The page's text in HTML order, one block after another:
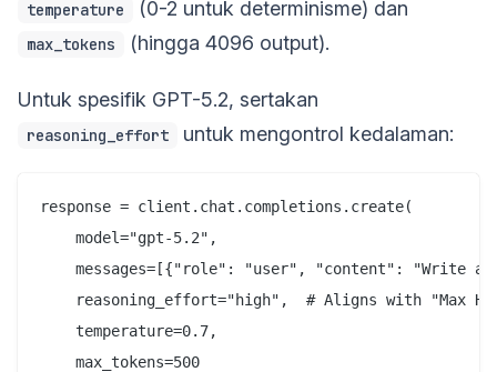
temperature (0-2 untuk determinisme) dan
max_tokens (hingga 4096 output).
Untuk spesifik GPT-5.2, sertakan
reasoning_effort untuk mengontrol kedalaman:
response = client.chat.completions.create(
    model="gpt-5.2",
messages=[{"role": "user", "content": "Write a
reasoning_effort="high",  # Aligns with "Max
    temperature=0.7,
    max_tokens=500